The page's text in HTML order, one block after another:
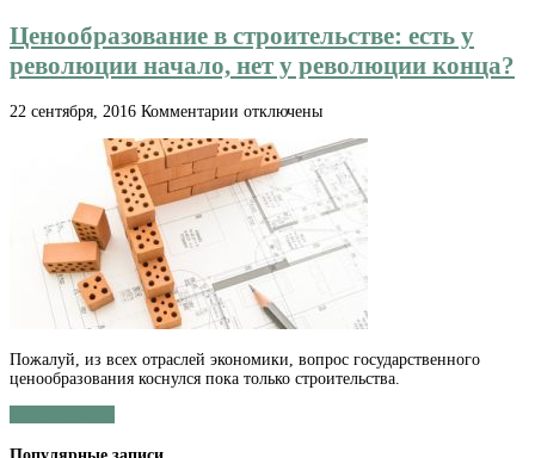
Ценообразование в строительстве: есть у
революции начало, нет у революции конца?
22 сентября, 2016 Комментарии к
Ценообразование
строительстве:
есть
революции
начало,
нет
революции
отключены
Пожалуй, из всех отраслей экономики, вопрос государственного
ценообразования коснулся пока только строительства.